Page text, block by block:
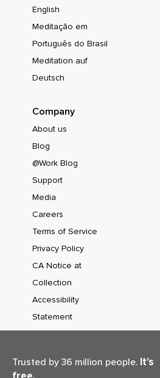
Trusted by 36 million people. It’s
English
Meditação em
Português do Brasil
Meditation auf
Deutsch
Company
About us
Blog
@Work Blog
Support
Media
Careers
Terms of Service
Privacy Policy
CA Notice at
Collection
Accessibility
Statement